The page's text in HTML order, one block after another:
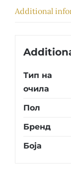
Additional
Тип на
очила
Пол
Бренд
Боја